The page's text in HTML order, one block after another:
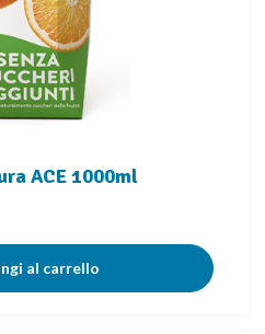
ACE 1000ml
al carrello